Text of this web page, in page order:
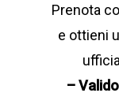
Prenota
e ottieni
–